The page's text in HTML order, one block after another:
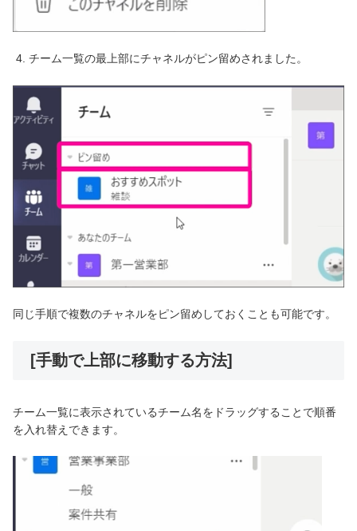
4. チーム一覧の最上部にチャネルがピン留めされました。
同じ手順で複数のチャネルをピン留めしておくことも可能です。
[手動で上部に移動する方法]
チーム一覧に表示されているチーム名をドラッグすることで順番
を入れ替えできます。